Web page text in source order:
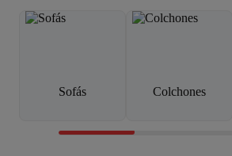
Sofás Colchones